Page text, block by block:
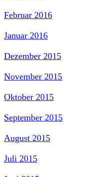
Februar 2016
Januar 2016
Dezember 2015
November 2015
Oktober 2015
September 2015
August 2015
Juli 2015